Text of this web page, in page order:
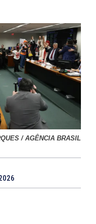
/ AGÊNCIA BRASIL